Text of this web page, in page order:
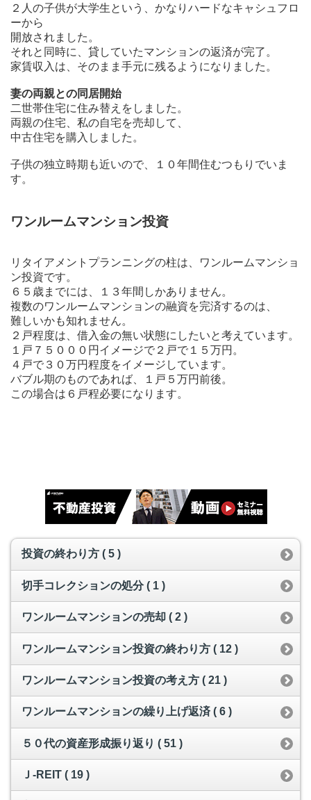
２人の子供が大学生という、かなりハードなキャシュフロ
ーから
開放されました。
それと同時に、貸していたマンションの返済が完了。
家賃収入は、そのまま手元に残るようになりました。
妻の両親との同居開始
二世帯住宅に住み替えをしました。
両親の住宅、私の自宅を売却して、
中古住宅を購入しました。
子供の独立時期も近いので、１０年間住むつもりでいま
す。
ワンルームマンション投資
リタイアメントプランニングの柱は、ワンルームマンショ
ン投資です。
６５歳までには、１３年間しかありません。
複数のワンルームマンションの融資を完済するのは、
難しいかも知れません。
２戸程度は、借入金の無い状態にしたいと考えています。
１戸７５０００円イメージで２戸で１５万円。
４戸で３０万円程度をイメージしています。
バブル期のものであれば、１戸５万円前後。
この場合は６戸程必要になります。
投資の終わり方 ( 5 )
切手コレクションの処分 ( 1 )
ワンルームマンションの売却 ( 2 )
ワンルームマンション投資の終わり方 ( 12 )
ワンルームマンション投資の考え方 ( 21 )
ワンルームマンションの繰り上げ返済 ( 6 )
５０代の資産形成振り返り ( 51 )
Ｊ-REIT ( 19 )